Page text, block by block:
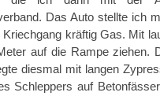
Das Auto stellte ich
Kriechgang kräftig Gas. Mit
auf die Rampe ziehen.
diesmal mit langen
Schleppers auf